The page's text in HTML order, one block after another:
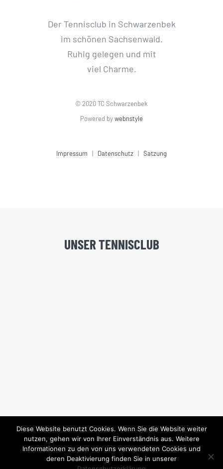
Der Tennisclub in Schwarzenbek
im schönen Sachsenwald.
Ruhig gelegen und mit
viel Charme.
© 2020 TC Schwarzenbek
Powered bywebnstyle
Impressum | Datenschutz | Satzung
UNSER TENNISCLUB
Diese Website benutzt Cookies. Wenn Sie die Website weiter
nutzen, gehen wir von Ihrer Einverständnis aus. Weitere
Informationen zu den von uns verwendeten Cookies und
deren Deaktivierung finden Sie in unserer